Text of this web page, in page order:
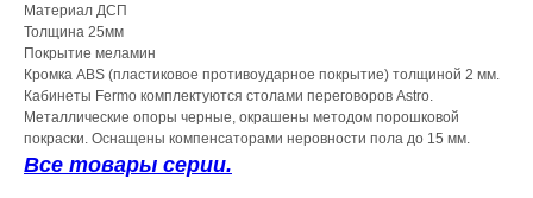
Материал ДСП
Толщина 25мм
Покрытие меламин
Кромка ABS (пластиковое противоударное покрытие) толщиной 2 мм.
Кабинеты Fermo комплектуются столами переговоров Astro.
Металлические опоры черные, окрашены методом порошковой
покраски. Оснащены компенсаторами неровности пола до 15 мм.
Все товары серии.